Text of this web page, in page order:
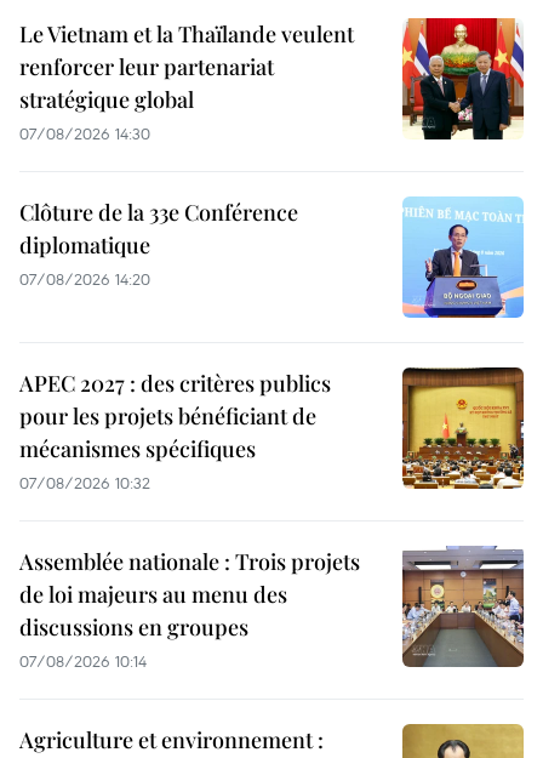
Le Vietnam et la Thaïlande veulent
renforcer leur partenariat
stratégique global
07/08/2026 14:30
Clôture de la 33e Conférence
diplomatique
07/08/2026 14:20
APEC 2027 : des critères publics
pour les projets bénéficiant de
mécanismes spécifiques
07/08/2026 10:32
Assemblée nationale : Trois projets
de loi majeurs au menu des
discussions en groupes
07/08/2026 10:14
Agriculture et environnement :